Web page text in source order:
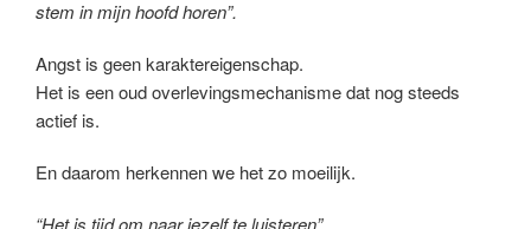
stem in mijn hoofd horen”.
Angst is geen karaktereigenschap.
Het is een oud overlevingsmechanisme dat nog steeds
actief is.
En daarom herkennen we het zo moeilijk.
“Het is tijd om naar jezelf te luisteren”